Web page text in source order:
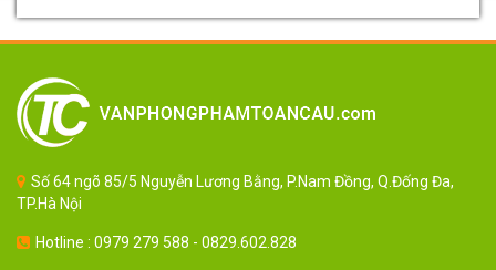
Số 64 ngõ 85/5 Nguyễn Lương Bằng, P.Nam Đồng, Q.Đống Đa,
TP.Hà Nội
Hotline : 0979 279 588 - 0829.602.828